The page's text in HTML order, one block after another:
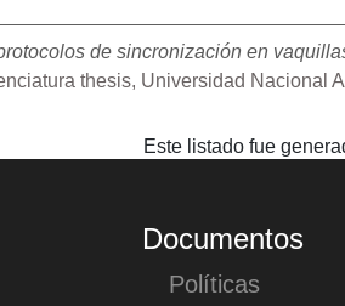
de sincronización en
thesis, Universidad Nacional
Este listado fue
Documentos
Políticas